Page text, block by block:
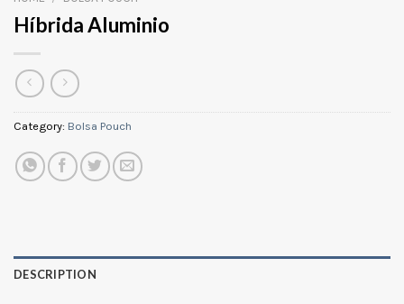
Híbrida Aluminio
Category: Bolsa Pouch
DESCRIPTION